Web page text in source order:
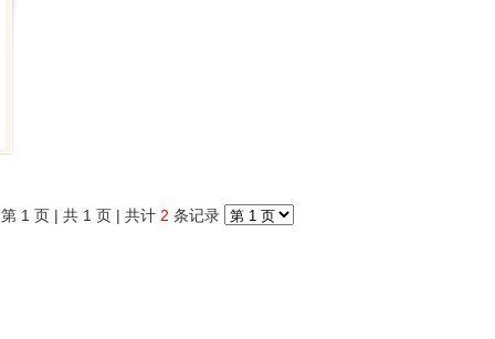
第 1 页 | 共 1 页 | 共计 2 条记录